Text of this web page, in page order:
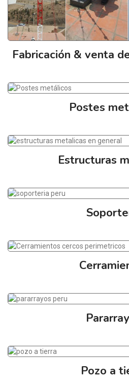
Fabricación & venta
Postes
Estructuras
Pozo a